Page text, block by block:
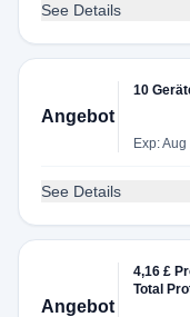
See Details
Angebot
10
Exp:
See Details
Angebot
4,16 £
Total